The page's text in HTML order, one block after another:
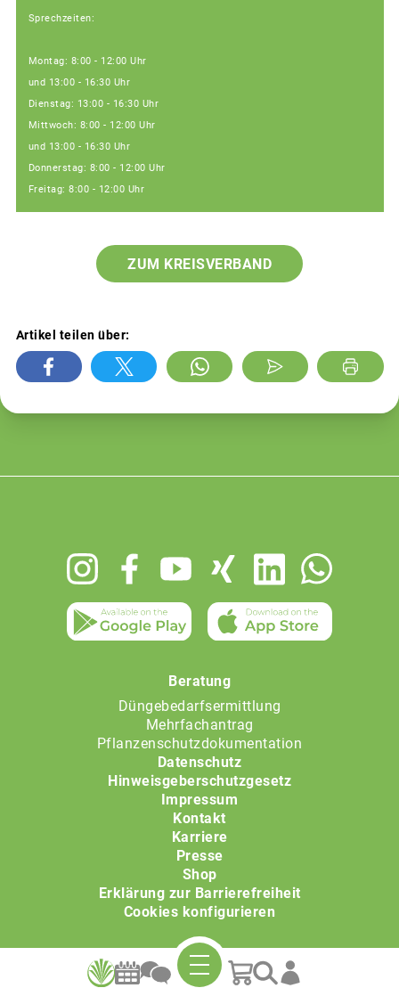
Sprechzeiten:
Montag: 8:00 - 12:00 Uhr
und 13:00 - 16:30 Uhr
Dienstag: 13:00 - 16:30 Uhr
Mittwoch: 8:00 - 12:00 Uhr
und 13:00 - 16:30 Uhr
Donnerstag: 8:00 - 12:00 Uhr
Freitag: 8:00 - 12:00 Uhr
ZUM KREISVERBAND
Artikel teilen über:
Beratung
Düngebedarfsermittlung
Mehrfachantrag
Pflanzenschutzdokumentation
Datenschutz
Hinweisgeberschutzgesetz
Impressum
Kontakt
Karriere
Presse
Shop
Erklärung zur Barrierefreiheit
Cookies konfigurieren